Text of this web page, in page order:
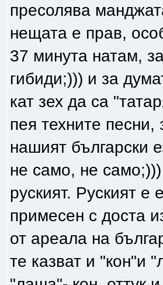
пресолява
нещата е прав,
37 минута натам,
гибиди;))) и за
кат зех да са
пея техните
нашият български
не само, не
руският. Руският е
примесен с доста
от ареала на
те казват и "кон"и